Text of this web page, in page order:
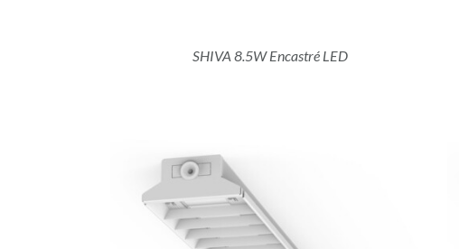
SHIVA 8.5W Encastré LED